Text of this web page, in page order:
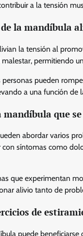
a la tensión
la mandíbula
la tensión al
permitiendo
personas pueden
a una función de
que
abordar varios
síntomas como
que experimentan
alivio tanto de
de
puede